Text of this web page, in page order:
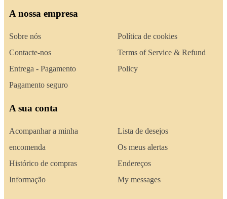
A nossa empresa
Sobre nós
Contacte-nos
Entrega - Pagamento
Pagamento seguro
Política de cookies
Terms of Service & Refund
Policy
A sua conta
Acompanhar a minha
encomenda
Histórico de compras
Informação
Lista de desejos
Os meus alertas
Endereços
My messages